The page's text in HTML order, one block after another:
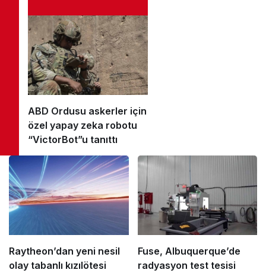
ABD Ordusu askerler için
özel yapay zeka robotu
“VictorBot”u tanıttı
Raytheon’dan yeni nesil
olay tabanlı kızılötesi
Fuse, Albuquerque’de
radyasyon test tesisi